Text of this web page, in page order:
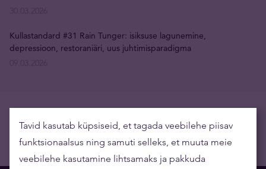
Kullastandard #31 Rain Tunger: isiksuse lagunemine,
depressioon, restoraniäri, uus juhtimisparadigma
Tavid kasutab küpsiseid, et tagada veebilehe piisav
funktsionaalsus ning samuti selleks, et muuta meie
veebilehe kasutamine lihtsamaks ja pakkuda